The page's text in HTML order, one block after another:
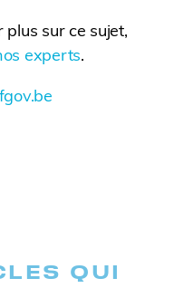
sur ce sujet,
experts.
QUI